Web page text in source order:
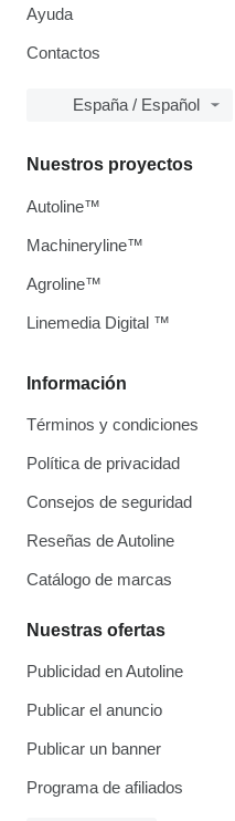
Ayuda
Contactos
España / Español
Información
Términos y condiciones
Política de privacidad
Consejos de seguridad
Reseñas de Autoline
Catálogo de marcas
Nuestras ofertas
Publicidad en Autoline
Publicar el anuncio
Publicar un banner
Programa de afiliados
Nuestros proyectos
Autoline™
Machineryline™
Agroline™
Linemedia Digital ™